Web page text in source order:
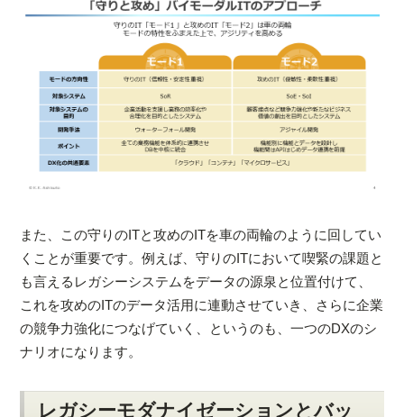
また、この守りのITと攻めのITを車の両輪のように回してい
くことが重要です。例えば、守りのITにおいて喫緊の課題と
も言えるレガシーシステムをデータの源泉と位置付けて、
これを攻めのITのデータ活用に連動させていき、さらに企業
の競争力強化につなげていく、というのも、一つのDXのシ
ナリオになります。
レガシーモダナイゼーションとバッ